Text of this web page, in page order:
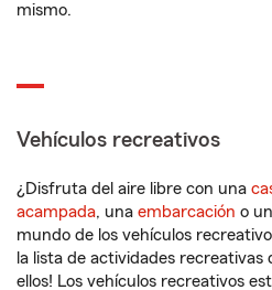
mismo.
Vehículos recreativos
¿Disfruta del aire libre con una
acampada, una embarcación o un
mundo de los vehículos
la lista de actividades
ellos! Los vehículos recreativos